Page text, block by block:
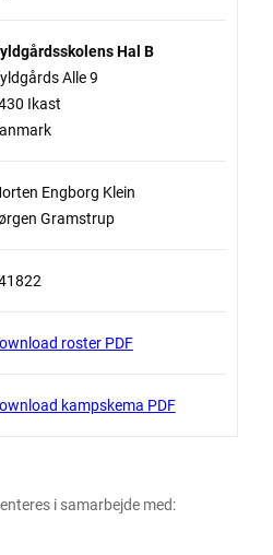
Hal B
Alle 9
Ikast
Engborg Klein
Gramstrup
roster PDF
kampskema PDF
i samarbejde med: